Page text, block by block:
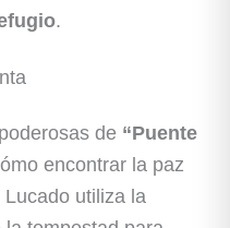
.
de “Puente
encontrar la paz
utiliza la